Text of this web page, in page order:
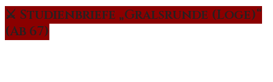
⚔️ Studienbriefe „Gralsrunde (Loge)“
(Ab 67)